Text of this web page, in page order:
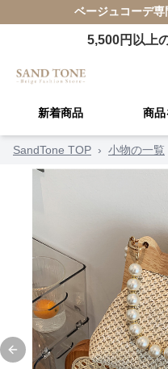
ベージュコーデ専
5,500円以上
新着商品 商品
SandTone TOP › 小物の一覧
Previous slide